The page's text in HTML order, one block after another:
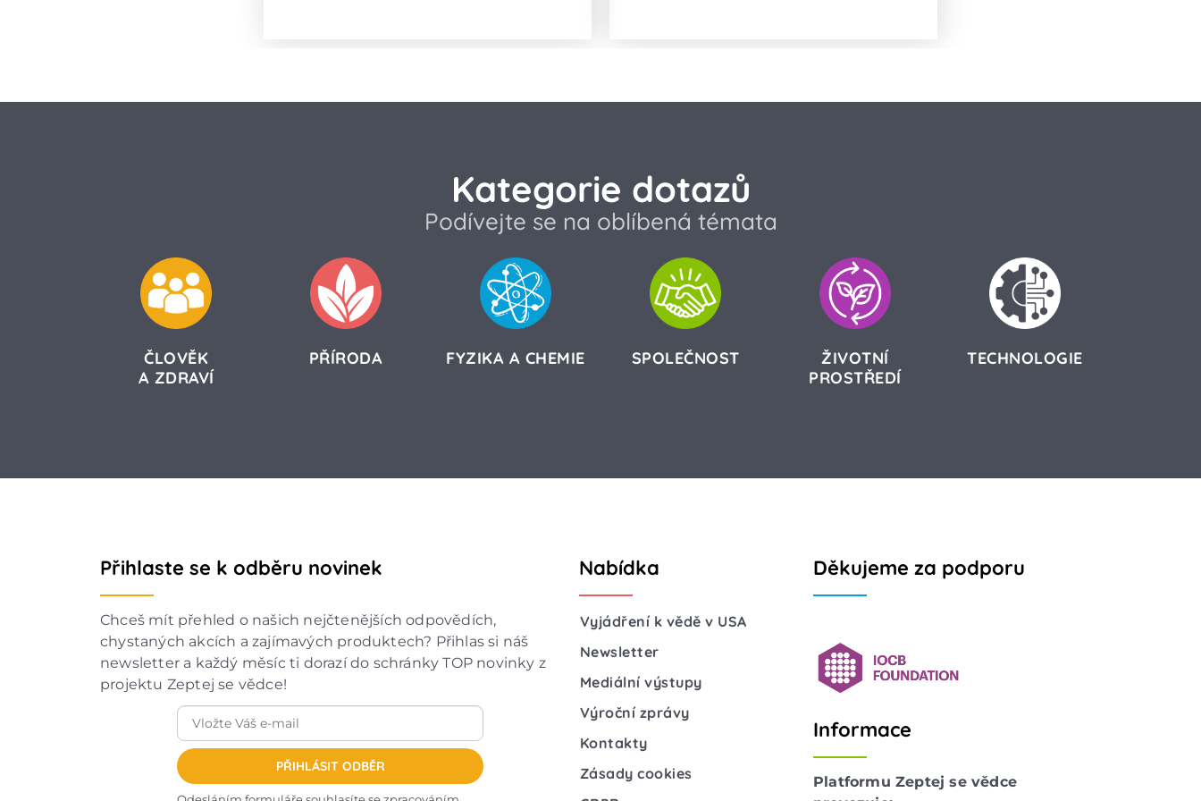
Kategorie dotazů
Podívejte se na oblíbená témata
ČLOVĚK
A ZDRAVÍ
PŘÍRODA FYZIKA A CHEMIE SPOLEČNOST
ŽIVOTNÍ
PROSTŘEDÍ
TECHNOLOGIE
Přihlaste se k odběru novinek
Chceš mít přehled o našich nejčtenějších odpovědích,
chystaných akcích a zajímavých produktech? Přihlas si náš
newsletter a každý měsíc ti dorazí do schránky TOP novinky z
projektu Zeptej se vědce!
PŘIHLÁSIT ODBĚR
Nabídka
Vyjádření k vědě v USA
Newsletter
Mediální výstupy
Výroční zprávy
Kontakty
Zásady cookies
Děkujeme za podporu
Informace
Platformu Zeptej se vědce